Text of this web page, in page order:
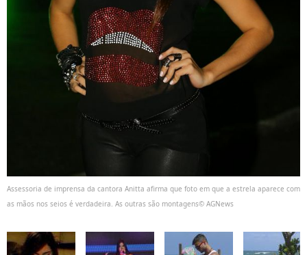
Assessoria de imprensa da cantora Anitta afirma que foto em que a estrela aparece com
as mãos nos seios é verdadeira. As outras são montagens© AGNews